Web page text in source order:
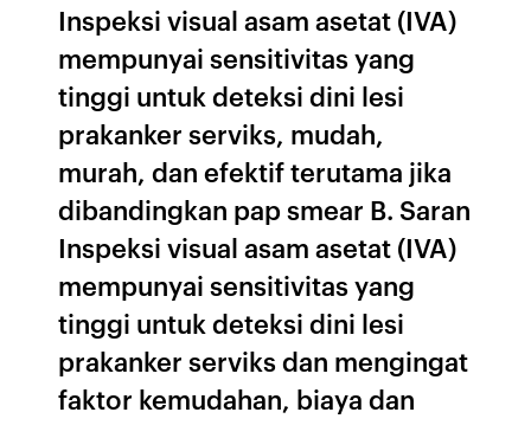
Inspeksi visual asam asetat (IVA)
mempunyai sensitivitas yang
tinggi untuk deteksi dini lesi
prakanker serviks, mudah,
murah, dan efektif terutama jika
dibandingkan pap smear B. Saran
Inspeksi visual asam asetat (IVA)
mempunyai sensitivitas yang
tinggi untuk deteksi dini lesi
prakanker serviks dan mengingat
faktor kemudahan, biaya dan